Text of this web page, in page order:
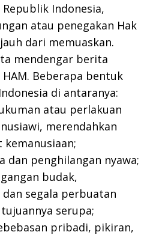
Indonesia,
atau penegakan Hak
dari memuaskan.
mendengar berita
Beberapa bentuk
di antaranya:
atau perlakuan
merendahkan
dan penghilangan nyawa;
budak,
segala perbuatan
serupa;
pribadi, pikiran,